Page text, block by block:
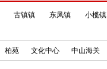
古镇镇 东凤镇 小榄镇
柏苑 文化中心 中山海关